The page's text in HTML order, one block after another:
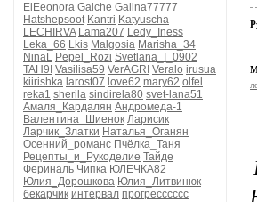
ElEeonora Galche Galina77777
Hatshepsoot Kantri Katyuscha
LECHIRVA Lama207 Ledy_Iness
Leka_66 Lkis Malgosia Marisha_34
NinaL Pepel_Rozi Svetlana_I_0902
TAH9I Vasilisa59 VerAGRI Veralo irusua
kiirishka larost07 love62 mary62 olfel
reka1 sherila sindirela80 svet-lana51
Амаля_Кардалян Андромеда-1
Валентина_Шиенок Ларисик
Ларчик_Златки Наталья_Оганян
Осенний_романс Пчёлка_Таня
Рецепты_и_Рукоделие Тайде
Фериналь Чипка ЮЛЕЧКА82
Юлия_Дорошкова Юлия_Литвинюк
бекарчик интервал прогресссссс